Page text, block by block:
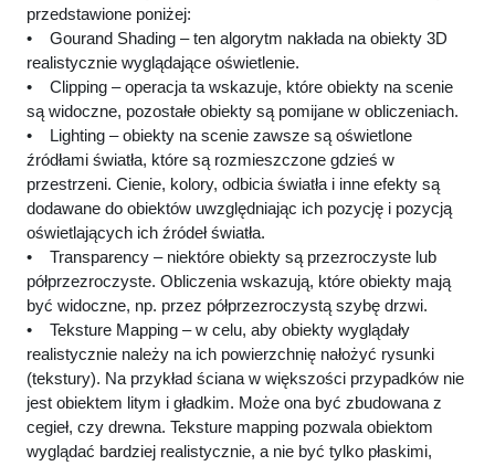
przedstawione poniżej:
• Gourand Shading – ten algorytm nakłada na obiekty 3D
realistycznie wyglądające oświetlenie.
• Clipping – operacja ta wskazuje, które obiekty na scenie
są widoczne, pozostałe obiekty są pomijane w obliczeniach.
• Lighting – obiekty na scenie zawsze są oświetlone
źródłami światła, które są rozmieszczone gdzieś w
przestrzeni. Cienie, kolory, odbicia światła i inne efekty są
dodawane do obiektów uwzględniając ich pozycję i pozycją
oświetlających ich źródeł światła.
• Transparency – niektóre obiekty są przezroczyste lub
półprzezroczyste. Obliczenia wskazują, które obiekty mają
być widoczne, np. przez półprzezroczystą szybę drzwi.
• Teksture Mapping – w celu, aby obiekty wyglądały
realistycznie należy na ich powierzchnię nałożyć rysunki
(tekstury). Na przykład ściana w większości przypadków nie
jest obiektem litym i gładkim. Może ona być zbudowana z
cegieł, czy drewna. Teksture mapping pozwala obiektom
wyglądać bardziej realistycznie, a nie być tylko płaskimi,